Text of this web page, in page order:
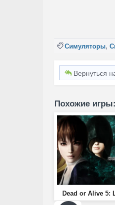
Симуляторы,
Вернуться
Похожие игры:
Dead or Alive 5: